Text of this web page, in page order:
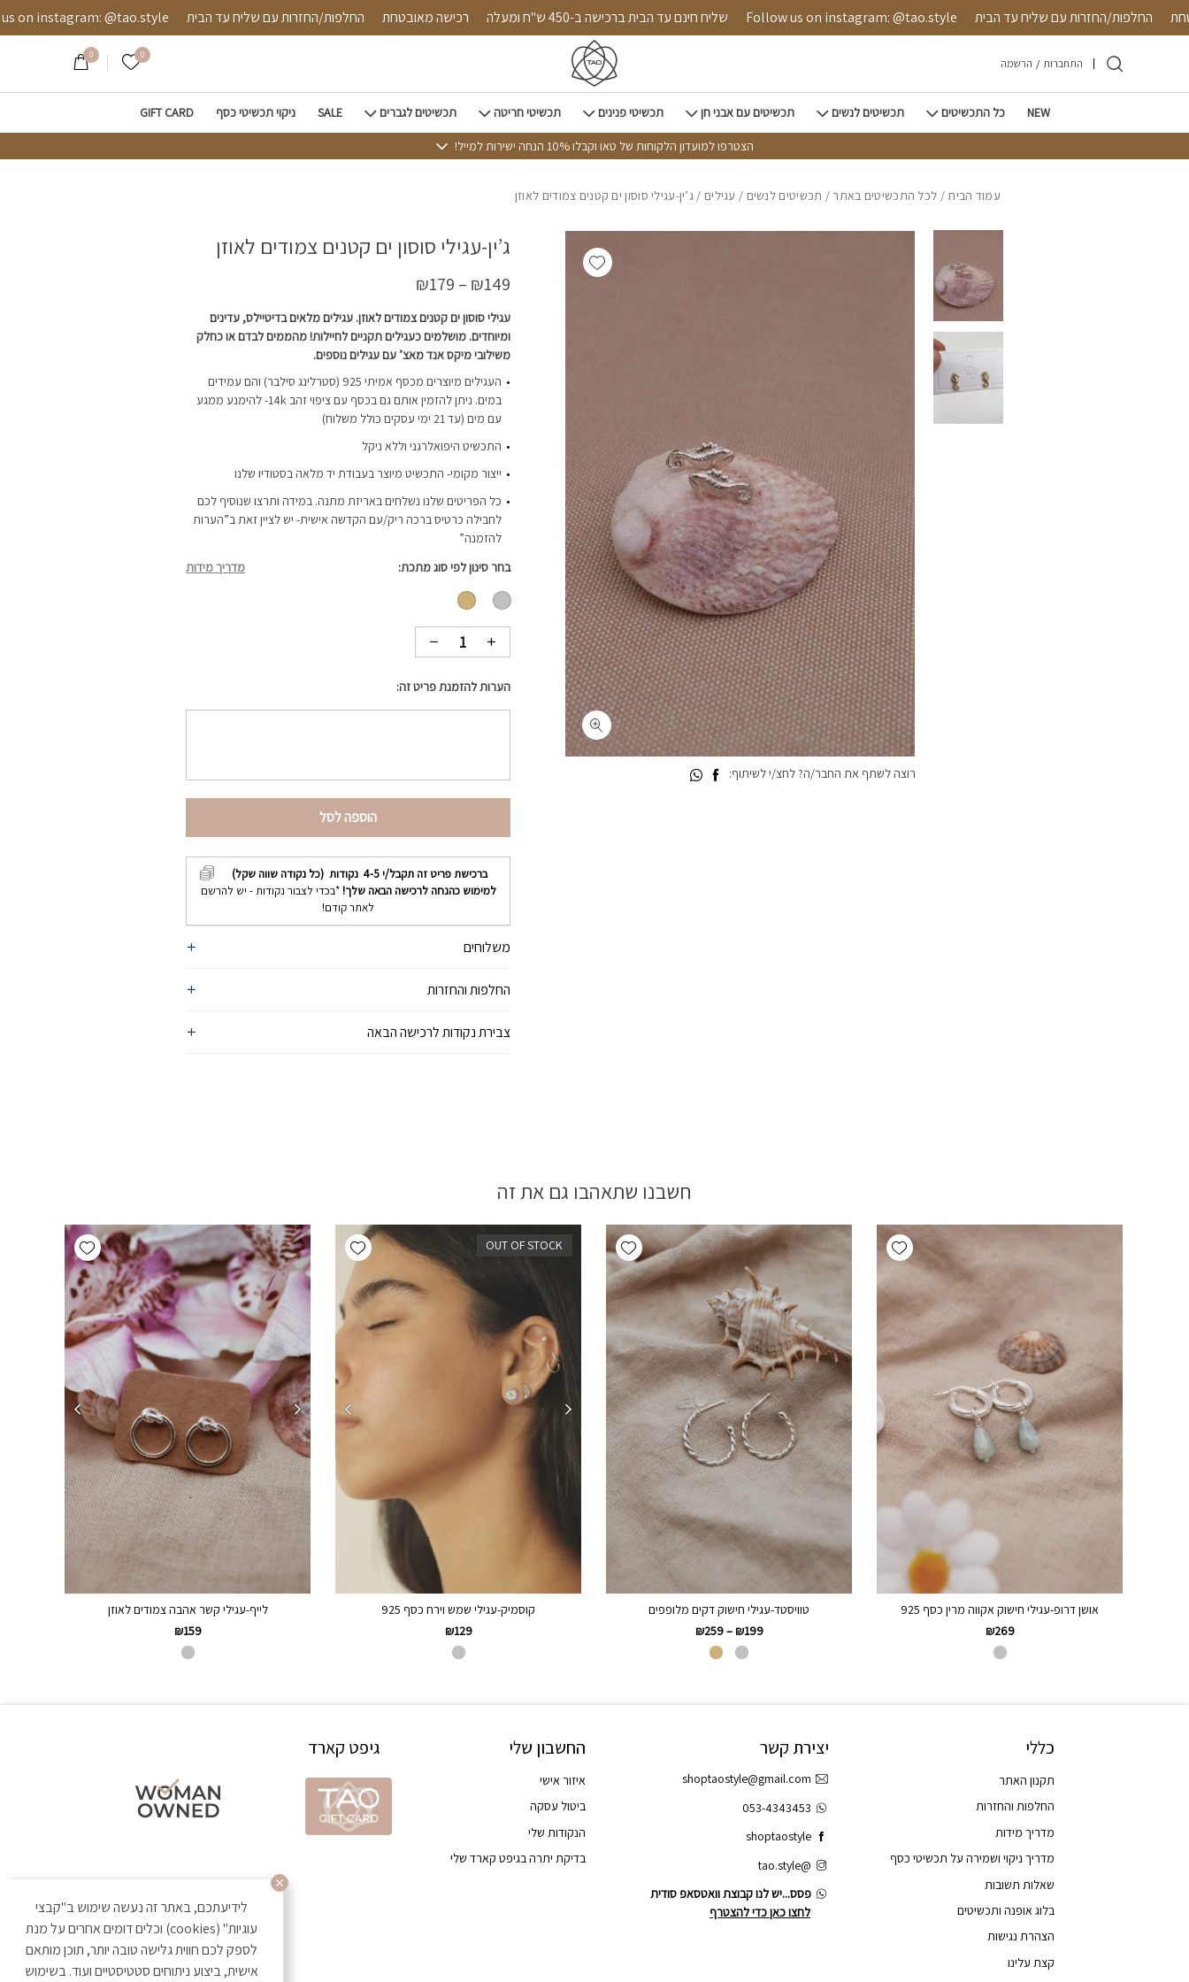
Skip to Content
מאובטחת החלפות/החזרות עם שליח עד הבית Follow us on instagram: @tao.style שליח חינם עד הבית ברכישה ב-450 ש"ח ומעלה רכישה מאובטחת החלפות/החזרות עם שליח עד הבית @tao.style
0 הרשימה שלי
0
התחברות / הרשמה
NEW כל התכשיטים תכשיטים לנשים תכשיטים עם אבני חן תכשיטי פנינים תכשיטי חריטה תכשיטים לגברים SALE ניקוי תכשיטי כסף GIFT CARD
הצטרפו למועדון הלקוחות של טאו וקבלו 10% הנחה ישירות למייל!
עמוד הבית/ לכל התכשיטים באתר / תכשיטים לנשים / עגילים / ג’ין-עגילי סוסון ים קטנים צמודים לאוזן
ג’ין-עגילי סוסון ים קטנים צמודים לאוזן
₪149
–
₪179
עגילי סוסון ים קטנים צמודים לאוזן. עגילים מלאים בדיטיילס, עדינים
ומיוחדים. מושלמים כעגילים תקניים לחיילות! מהממים לבדם או כחלק
משילובי מיקס אנד מאצ’ עם עגילים נוספים.
העגילים מיוצרים מכסף אמיתי 925 (סטרלינג סילבר) והם עמידים
במים. ניתן להזמין אותם גם בכסף עם ציפוי זהב 14k- להימנע ממגע
עם מים (עד 21 ימי עסקים כולל משלוח)
התכשיט היפואלרגני וללא ניקל
ייצור מקומי- התכשיט מיוצר בעבודת יד מלאה בסטודיו שלנו
כל הפריטים שלנו נשלחים באריזת מתנה. במידה ותרצו שנוסיף לכם
לחבילה כרטיס ברכה ריק/עם הקדשה אישית- יש לציין זאת ב”הערות
להזמנה”
בחר סינון לפי סוג מתכת
מדריך מידות
הערות להזמנת פריט זה:
הוספה לסל
ברכישת פריט זה תקבל/י 4-5נקודות (כל נקודה שווה שקל)
למימוש כהנחה לרכישה הבאה שלך! *בכדי לצבור נקודות - יש להרשם
לאתר קודם!
משלוחים
החלפות והחזרות
צבירת נקודות לרכישה הבאה
Add wishlist
רוצה לשתף את החבר/ה? לחצ/י לשיתוף:
חשבנו שתאהבו גם את זה
Add wishlist
אושן דרופ-עגילי חישוק אקווה מרין כסף 925
₪269
Add wishlist
טוויסטד-עגילי חישוק דקים מלופפים
₪199
–
₪259
Add wishlist OUT OF STOCK
קוסמיק-עגילי שמש וירח כסף 925
₪129
Add wishlist
לייף-עגילי קשר אהבה צמודים לאוזן
₪159
כללי
תקנון האתר
החלפות והחזרות
מדריך מידות
מדריך ניקוי ושמירה על תכשיטי כסף
שאלות תשובות
בלוג אופנה ותכשיטים
הצהרת נגישות
קצת עלינו
החשבון שלי
איזור אישי
ביטול עסקה
הנקודות שלי
בדיקת יתרה בגיפט קארד שלי
יצירת קשר
shoptaostyle@gmail.com
053-4343453
shoptaostyle
@tao.style
פסס...יש לנו קבוצת וואטסאפ סודית
לחצו כאן כדי להצטרף
גיפט קארד
בחזרה למעלה
לידיעתכם, באתר זה נעשה שימוש ב"קבצי
עוגיות" (cookies) וכלים דומים אחרים על מנת
לספק לכם חווית גלישה טובה יותר, תוכן מותאם
אישית, ביצוע ניתוחים סטטיסטיים ועוד. בשימוש